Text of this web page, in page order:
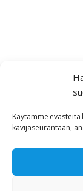
Käytämme evästeitä
kävijäseurantaan,